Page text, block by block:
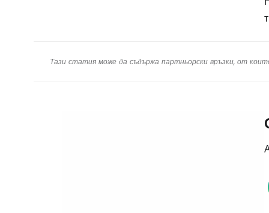
Тази статия може да съдържа партньорски връзки, от